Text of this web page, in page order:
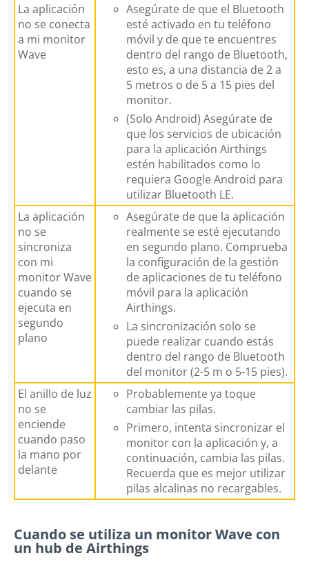
La aplicación
no se conecta
a mi monitor
Wave
Asegúrate de que el Bluetooth
esté activado en tu teléfono
móvil y de que te encuentres
dentro del rango de Bluetooth,
esto es, a una distancia de 2 a
5 metros o de 5 a 15 pies del
monitor.
(Solo Android) Asegúrate de
que los servicios de ubicación
para la aplicación Airthings
estén habilitados como lo
requiera Google Android para
utilizar Bluetooth LE.
La aplicación
no se
sincroniza
con mi
monitor Wave
cuando se
ejecuta en
segundo
plano
Asegúrate de que la aplicación
realmente se esté ejecutando
en segundo plano. Comprueba
la configuración de la gestión
de aplicaciones de tu teléfono
móvil para la aplicación
Airthings.
La sincronización solo se
puede realizar cuando estás
dentro del rango de Bluetooth
del monitor (2-5 m o 5-15 pies).
El anillo de luz
no se
enciende
cuando paso
la mano por
delante
Probablemente ya toque
cambiar las pilas.
Primero, intenta sincronizar el
monitor con la aplicación y, a
continuación, cambia las pilas.
Recuerda que es mejor utilizar
pilas alcalinas no recargables.
Cuando se utiliza un monitor Wave con
un hub de Airthings